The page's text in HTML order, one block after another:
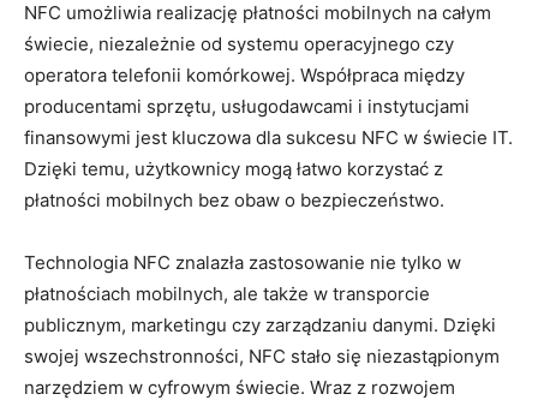
NFC umożliwia realizację płatności mobilnych na całym
świecie, niezależnie od systemu operacyjnego czy
operatora telefonii komórkowej. Współpraca między
producentami sprzętu, usługodawcami i instytucjami
finansowymi jest kluczowa dla sukcesu NFC w świecie IT.
Dzięki temu, użytkownicy mogą łatwo korzystać z
płatności mobilnych bez obaw o bezpieczeństwo.
Technologia NFC znalazła zastosowanie nie tylko w
płatnościach mobilnych, ale także w transporcie
publicznym, marketingu czy zarządzaniu danymi. Dzięki
swojej wszechstronności, NFC stało się niezastąpionym
narzędziem w cyfrowym świecie. Wraz z rozwojem